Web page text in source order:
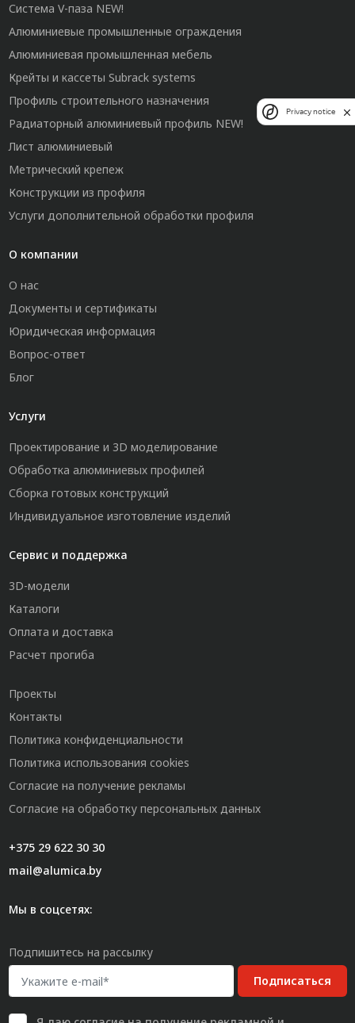
Система V-паза NEW!
Алюминиевые промышленные ограждения
Алюминиевая промышленная мебель
Крейты и кассеты Subrack systems
Профиль строительного назначения
Радиаторный алюминиевый профиль NEW!
Лист алюминиевый
Метрический крепеж
Конструкции из профиля
Услуги дополнительной обработки профиля
О компании
О нас
Документы и сертификаты
Юридическая информация
Вопрос-ответ
Блог
Услуги
Проектирование и 3D моделирование
Обработка алюминиевых профилей
Сборка готовых конструкций
Индивидуальное изготовление изделий
Сервис и поддержка
3D-модели
Каталоги
Оплата и доставка
Расчет прогиба
Проекты
Контакты
Политика конфиденциальности
Политика использования cookies
Согласие на получение рекламы
Согласие на обработку персональных данных
+375 29 622 30 30
mail@alumica.by
Мы в соцсетях:
Подпишитесь на рассылку
Подписаться
Privacy notice